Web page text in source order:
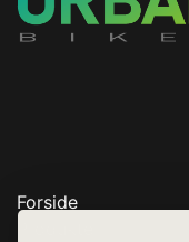
Forside